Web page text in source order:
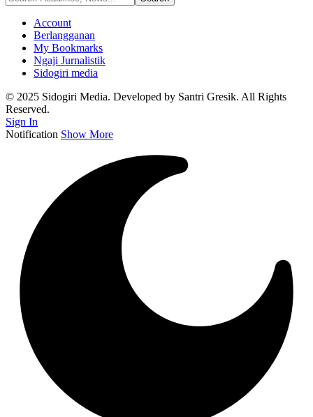
Account
Berlangganan
My Bookmarks
Ngaji Jurnalistik
Sidogiri media
© 2025 Sidogiri Media. Developed by Santri Gresik. All Rights
Reserved.
Sign In
Notification Show More